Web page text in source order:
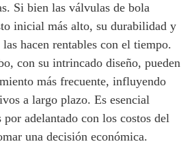
Si bien las válvulas de bola
inicial más alto, su durabilidad y
hacen rentables con el tiempo.
con su intrincado diseño, pueden
más frecuente, influyendo
a largo plazo. Es esencial
adelantado con los costos del
una decisión económica.